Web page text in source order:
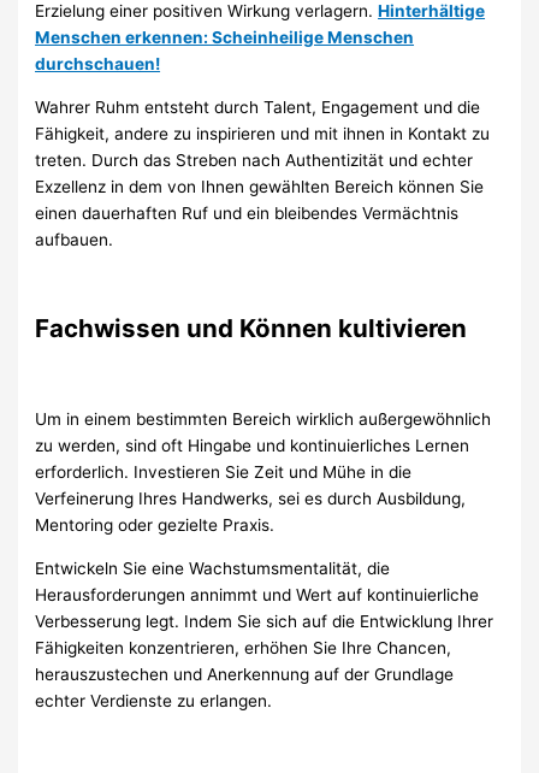
Erzielung einer positiven Wirkung verlagern.Hinterhältige
Menschen erkennen: Scheinheilige Menschen
durchschauen!
Wahrer Ruhm entsteht durch Talent, Engagement und die
Fähigkeit, andere zu inspirieren und mit ihnen in Kontakt zu
treten. Durch das Streben nach Authentizität und echter
Exzellenz in dem von Ihnen gewählten Bereich können Sie
einen dauerhaften Ruf und ein bleibendes Vermächtnis
aufbauen.
Fachwissen und Können kultivieren
Um in einem bestimmten Bereich wirklich außergewöhnlich
zu werden, sind oft Hingabe und kontinuierliches Lernen
erforderlich. Investieren Sie Zeit und Mühe in die
Verfeinerung Ihres Handwerks, sei es durch Ausbildung,
Mentoring oder gezielte Praxis.
Entwickeln Sie eine Wachstumsmentalität, die
Herausforderungen annimmt und Wert auf kontinuierliche
Verbesserung legt. Indem Sie sich auf die Entwicklung Ihrer
Fähigkeiten konzentrieren, erhöhen Sie Ihre Chancen,
herauszustechen und Anerkennung auf der Grundlage
echter Verdienste zu erlangen.